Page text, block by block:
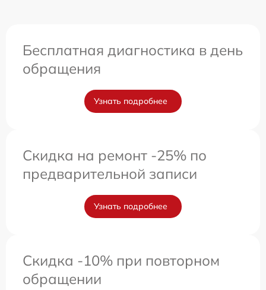
Бесплатная диагностика в день
обращения
Узнать подробнее
Скидка на ремонт -25% по
предварительной записи
Узнать подробнее
Скидка -10% при повторном
обращении